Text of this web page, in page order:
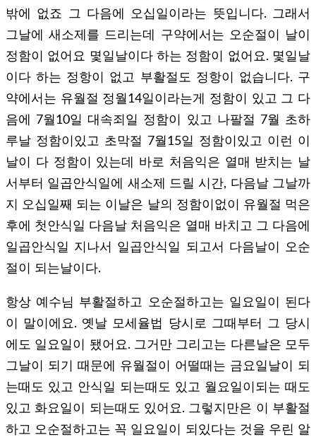
밖에 없죠 그 다음에 오십일이라는 뜻입니다. 그래서
그날에 새소제를 드리는데 구약에서는 오순절이 날이
정함이 없어요 몇일날이다 하는 정함이 없어요. 몇일날
이다 하는 정항이 없고 부활절도 정항이 없습니다. 구
약에서는 유월절 정월14일이라는게 정함이 있고 그 다
음에 7월10일 대속죄일 정함이 있고 나팔절 7월 초하
루날 정함이있고 초막절 7월15일 정함이있고 이런 이
날이 다 정함이 있는데 바로 처음익은 열매 받치는 날
서부터 일곱안식일에 새소제 드릴 시간, 다음날 그날까
지 오십일째 되는 이날은 날의 정함이없이 유월절 먹은
후에 첫안식일 다음날 처음익은 열매 바치고 그 다음에
일곱안식일 지나서 일곱안식일 되고서 다음날이 오순
절이 되는날이다.
항상 예수님 부활절하고 오순절하고는 일요일이 된다
이 말이에요. 옛날 모세율법 당시로 그때부터 그 당시
에도 일요일이 됐어요. 그거만 그리고는 다른날은 모두
그날이 되기 때문에 유월절이 어떨때는 금요일날이 되
는때도 있고 안식일 되는때도 있고 월요일이되는 때도
있고 화요일이 되는때도 있어요. 그렇지만은 이 부활절
하고 오순절하고는 꼭 일요일이 되있다는 것을 우린 알